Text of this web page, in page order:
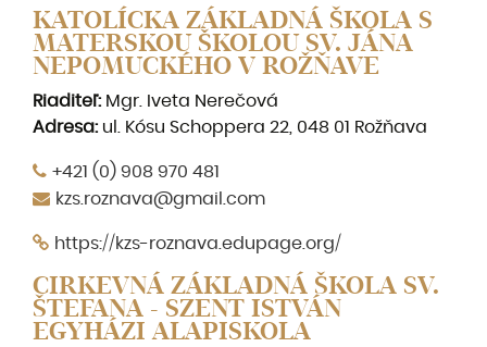
KATOLÍCKA ZÁKLADNÁ ŠKOLA S
MATERSKOU ŠKOLOU SV. JÁNA
NEPOMUCKÉHO V ROŽŇAVE
Riaditeľ: Mgr. Iveta Nerečová
Adresa: ul. Kósu Schoppera 22, 048 01 Rožňava
+421 (0) 908 970 481
kzs.roznava@gmail.com
https://kzs-roznava.edupage.org/
CIRKEVNÁ ZÁKLADNÁ ŠKOLA SV.
ŠTEFANA - SZENT ISTVÁN
EGYHÁZI ALAPISKOLA